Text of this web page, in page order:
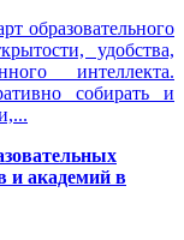
образовательного
удобства,
интеллекта.
собирать и
и академий в